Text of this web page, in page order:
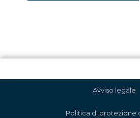
Avviso legale
Politica di protezione